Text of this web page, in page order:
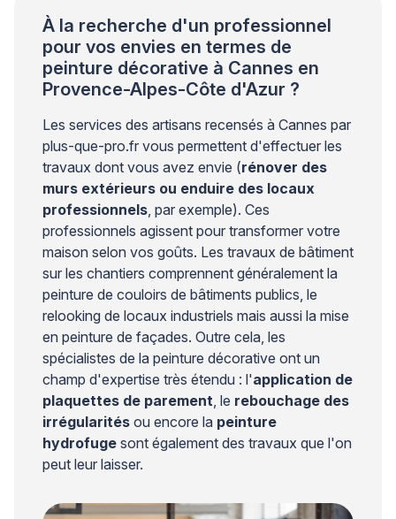
À la recherche d'un professionnel
pour vos envies en termes de
peinture décorative à Cannes en
Provence-Alpes-Côte d'Azur ?
Les services des artisans recensés à Cannes par
plus-que-pro.fr vous permettent d'effectuer les
travaux dont vous avez envie (rénover des
murs extérieurs ou enduire des locaux
professionnels , par exemple). Ces
professionnels agissent pour transformer votre
maison selon vos goûts. Les travaux de bâtiment
sur les chantiers comprennent généralement la
peinture de couloirs de bâtiments publics, le
relooking de locaux industriels mais aussi la mise
en peinture de façades. Outre cela, les
spécialistes de la peinture décorative ont un
champ d'expertise très étendu : l'application de
plaquettes de parement , le rebouchage des
irrégularités ou encore la peinture
hydrofuge sont également des travaux que l'on
peut leur laisser.